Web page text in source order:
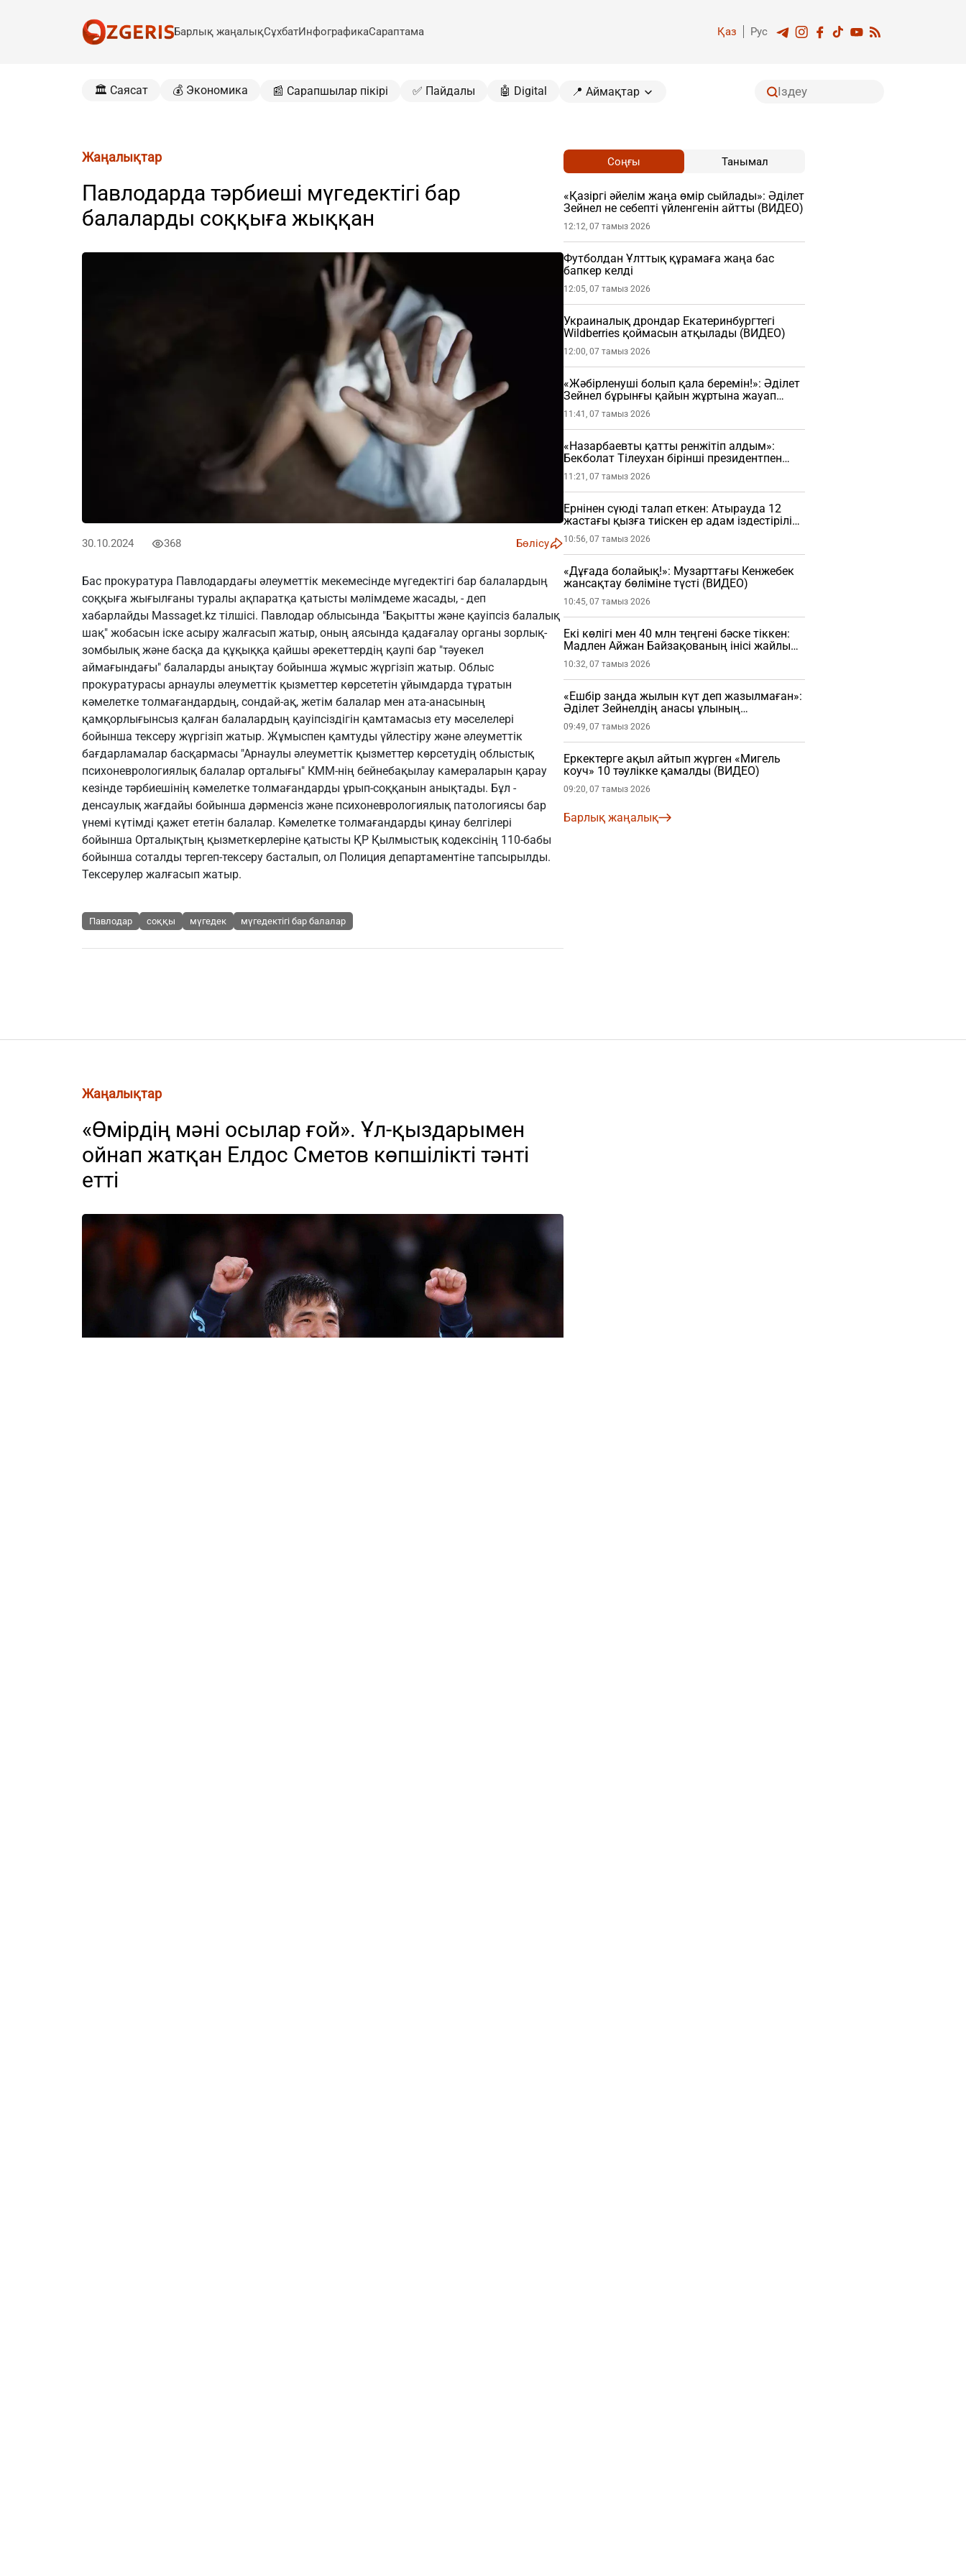
Барлық жаңалықСұхбатИнфографикаСараптама Қаз Рус
🏛️ Саясат 💰 Экономика 📰 Сарапшылар пікірі ✅ Пайдалы 🤖 Digital 📍 Аймақтар
Жаңалықтар
Павлодарда тәрбиеші мүгедектігі бар
балаларды соққыға жыққан
30.10.2024 368 Бөлісу
Бас прокуратура Павлодардағы әлеуметтік мекемесінде мүгедектігі бар балалардың
соққыға жығылғаны туралы ақпаратқа қатысты мәлімдеме жасады, - деп
хабарлайды Massaget.kz тілшісі. Павлодар облысында "Бақытты және қауіпсіз балалық
шақ" жобасын іске асыру жалғасып жатыр, оның аясында қадағалау органы зорлық-
зомбылық және басқа да құқыққа қайшы әрекеттердің қаупі бар "тәуекел
аймағындағы" балаларды анықтау бойынша жұмыс жүргізіп жатыр. Облыс
прокуратурасы арнаулы әлеуметтік қызметтер көрсететін ұйымдарда тұратын
кәмелетке толмағандардың, сондай-ақ, жетім балалар мен ата-анасының
қамқорлығынсыз қалған балалардың қауіпсіздігін қамтамасыз ету мәселелері
бойынша тексеру жүргізіп жатыр. Жұмыспен қамтуды үйлестіру және әлеуметтік
бағдарламалар басқармасы "Арнаулы әлеуметтік қызметтер көрсетудің облыстық
психоневрологиялық балалар орталығы" КММ-нің бейнебақылау камераларын қарау
кезінде тәрбиешінің кәмелетке толмағандарды ұрып-соққанын анықтады. Бұл -
денсаулық жағдайы бойынша дәрменсіз және психоневрологиялық патологиясы бар
үнемі күтімді қажет ететін балалар. Кәмелетке толмағандарды қинау белгілері
бойынша Орталықтың қызметкерлеріне қатысты ҚР Қылмыстық кодексінің 110-бабы
бойынша соталды тергеп-тексеру басталып, ол Полиция департаментіне тапсырылды.
Тексерулер жалғасып жатыр.
Павлодар соққы мүгедек мүгедектігі бар балалар
Соңғы Танымал
«Қазіргі әйелім жаңа өмір сыйлады»: Әділет
Зейнел не себепті үйленгенін айтты (ВИДЕО)
12:12, 07 тамыз 2026
Футболдан Ұлттық құрамаға жаңа бас
бапкер келді
12:05, 07 тамыз 2026
Украиналық дрондар Екатеринбургтегі
Wildberries қоймасын атқылады (ВИДЕО)
12:00, 07 тамыз 2026
«Жәбірленуші болып қала беремін!»: Әділет
Зейнел бұрынғы қайын жұртына жауап
берді
11:41, 07 тамыз 2026
«Назарбаевты қатты ренжітіп алдым»:
Бекболат Тілеухан бірінші президентпен
болған жайтты айтты
11:21, 07 тамыз 2026
Ернінен сүюді талап еткен: Атырауда 12
жастағы қызға тиіскен ер адам іздестіріліп
жатыр
10:56, 07 тамыз 2026
«Дұғада болайық!»: Музарттағы Кенжебек
жансақтау бөліміне түсті (ВИДЕО)
10:45, 07 тамыз 2026
Екі көлігі мен 40 млн теңгені бәске тіккен:
Мадлен Айжан Байзақованың інісі жайлы
шындықты жайып салды (ВИДЕО)
10:32, 07 тамыз 2026
«Ешбір заңда жылын күт деп жазылмаған»:
Әділет Зейнелдің анасы ұлының
үйленгеніне қатысты пікір айтты (ВИДЕО)
09:49, 07 тамыз 2026
Еркектерге ақыл айтып жүрген «Мигель
коуч» 10 тәулікке қамалды (ВИДЕО)
09:20, 07 тамыз 2026
Барлық жаңалық
Жаңалықтар
«Өмірдің мәні осылар ғой». Ұл-қыздарымен
ойнап жатқан Елдос Сметов көпшілікті тәнті
етті